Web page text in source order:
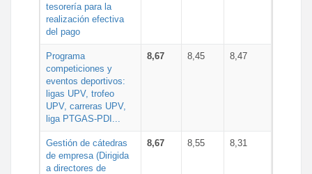
tesorería para la
realización efectiva
del pago
Programa
competiciones y
eventos deportivos:
ligas UPV, trofeo
UPV, carreras UPV,
liga PTGAS-PDI...
8,67 8,45 8,47
Gestión de cátedras
de empresa (Dirigida
a directores de
8,67 8,55 8,31